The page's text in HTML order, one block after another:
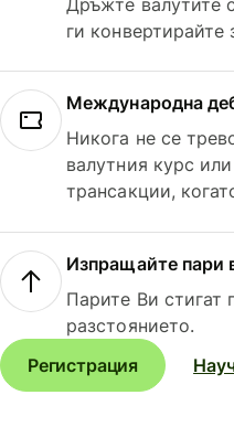
ги конвертирайте
Международна
Никога не се
валутния курс
трансакции,
Изпращайте пари
Парите Ви стигат
разстоянието.
Регистрация